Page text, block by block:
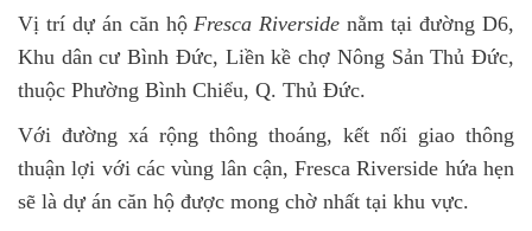
Vị trí dự án căn hộFresca Riverside nằm tại đường D6,
Khu dân cư Bình Đức, Liền kề chợ Nông Sản Thủ Đức,
thuộc Phường Bình Chiểu, Q. Thủ Đức.
Với đường xá rộng thông thoáng, kết nối giao thông
thuận lợi với các vùng lân cận, Fresca Riverside hứa hẹn
sẽ là dự án căn hộ được mong chờ nhất tại khu vực.